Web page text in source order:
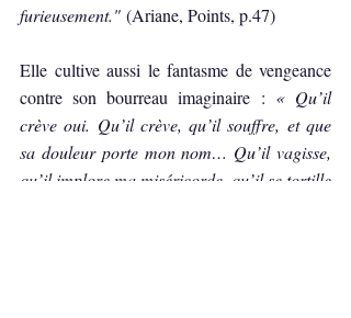
furieusement." (Ariane, Points, p.47)
Elle cultive aussi le fantasme de vengeance
contre son bourreau imaginaire : « Qu’il
crève oui. Qu’il crève, qu’il souffre, et que
sa douleur porte mon nom… Qu’il vagisse,
qu’il implore ma miséricorde, qu’il se tortille